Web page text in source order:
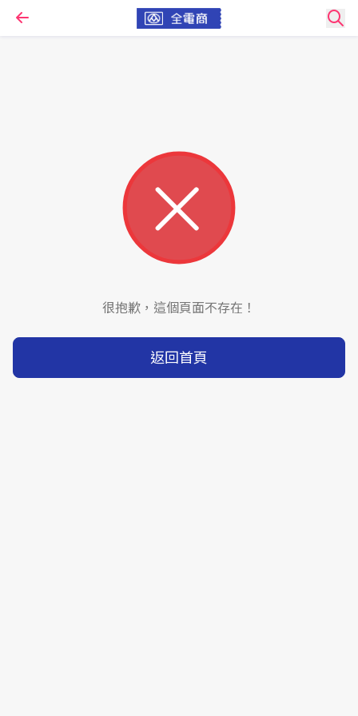
很抱歉，這個頁面不存在！
返回首頁